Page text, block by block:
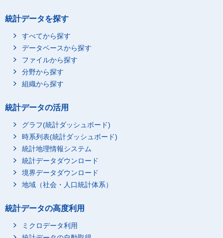
統計データを探す
すべてから探す
データベースから探す
ファイルから探す
分野から探す
組織から探す
統計データの活用
グラフ(統計ダッシュボード)
時系列表(統計ダッシュボード)
統計地理情報システム
統計データダウンロード
境界データダウンロード
地域（社会・人口統計体系）
統計データの高度利用
ミクロデータ利用